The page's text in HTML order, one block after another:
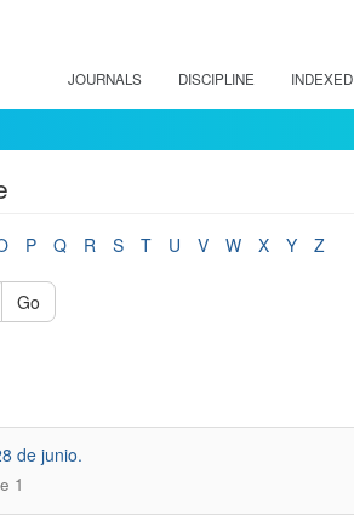
JOURNALS DISCIPLINE INDEXED
P Q R S T U V W X Y Z
Go
de junio.
1